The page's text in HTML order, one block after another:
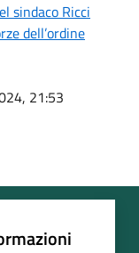
sindaco Ricci
dell’ordine
21:53